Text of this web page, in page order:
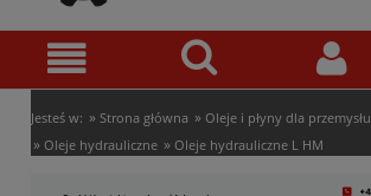
Jesteś w: » Strona główna » Oleje i płyny dla przemysłu
» Oleje hydrauliczne » Oleje hydrauliczne L HM